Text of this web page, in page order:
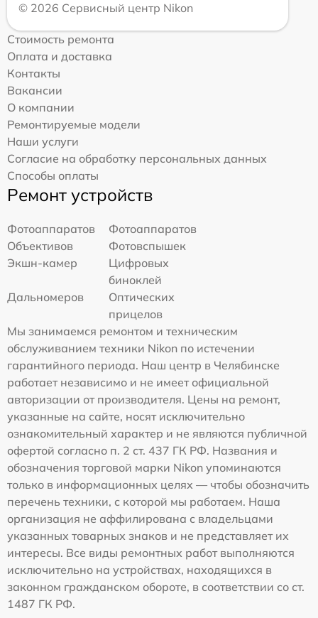
© 2026 Сервисный центр Nikon
Стоимость ремонта
Оплата и доставка
Контакты
Вакансии
О компании
Ремонтируемые модели
Наши услуги
Согласие на обработку персональных данных
Способы оплаты
Ремонт устройств
Фотоаппаратов
Фотоаппаратов
Объективов
Фотовспышек
Экшн-камер
Цифровых
биноклей
Дальномеров
Оптических
прицелов
Мы занимаемся ремонтом и техническим
обслуживанием техники Nikon по истечении
гарантийного периода. Наш центр в Челябинске
работает независимо и не имеет официальной
авторизации от производителя. Цены на ремонт,
указанные на сайте, носят исключительно
ознакомительный характер и не являются публичной
офертой согласно п. 2 ст. 437 ГК РФ. Названия и
обозначения торговой марки Nikon упоминаются
только в информационных целях — чтобы обозначить
перечень техники, с которой мы работаем. Наша
организация не аффилирована с владельцами
указанных товарных знаков и не представляет их
интересы. Все виды ремонтных работ выполняются
исключительно на устройствах, находящихся в
законном гражданском обороте, в соответствии со ст.
1487 ГК РФ.